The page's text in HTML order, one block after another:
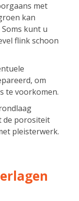
met
kan
kunt u
flink schoon
om
te voorkomen.
de porositeit
pleisterwerk.